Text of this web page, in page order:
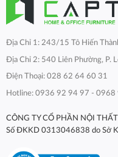
Địa Chỉ 1: 243/15 Tô Hiến
Địa Chỉ 2: 540 Liên Phường, P.
Điện Thoại: 028 62 64 60 31
Hotline: 0936 92 94 97 - 0968
CÔNG TY CỔ PHẦN NỘI THẤT
Số ĐKKD 0313046838 do Sở